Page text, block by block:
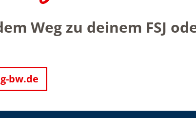
Weg zu deinem FSJ
bw.de